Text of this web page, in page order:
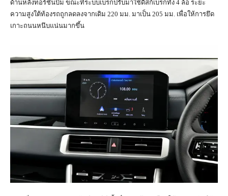
ด้านหลังทอร์ชันบีม ขณะที่ระบบเบรกปรับมาใช้ดิสก์เบรกทั้ง 4 ล้อ ระยะ
ความสูงใต้ท้องรถถูกลดลงจากเดิม 220 มม. มาเป็น 205 มม. เพื่อให้การยึด
เกาะถนนหนึบแน่นมากขึ้น